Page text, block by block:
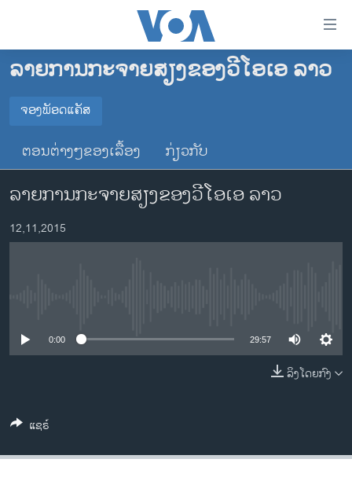
ເຂົ້າ
ຂ້າມ
ໄປ
ຊອກ
ຄົ້ນ
ໂຮມເພຈ
ລາວ
ອາເມຣິກາ
ການເລືອກຕັ້ງ ປະທານາທີບໍດີ ສະຫະລັດ 2024
ຂ່າວ​ຈີນ
ໂລກ
ຊຸມຊົນຊາວລາວ
ພາສາອັງກິດ
ວີດີໂອ
ລາຍການກະຈາຍສຽງຂອງວີໂອເອ ລາວ
ຈອງພັອດແຄັສ
ຈອງພັອດແຄັສ
ຕອນຕ່າງໆຂອງເລື້ອງ ກ່ຽວກັບ
ລາຍການກະຈາຍສຽງຂອງວີໂອເອ ລາວ
12,11,2015
0:00 29:57
ລິງໂດຍກົງ
ແຊຣ໌